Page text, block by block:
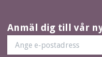
Anmäl dig till vår